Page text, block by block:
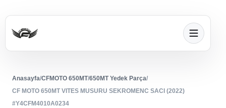
Anasayfa/CFMOTO 650MT/650MT Yedek Parça/
CF MOTO 650MT VITES MUSURU SEKROMENC SACI (2022)
#Y4CFM4010A0234